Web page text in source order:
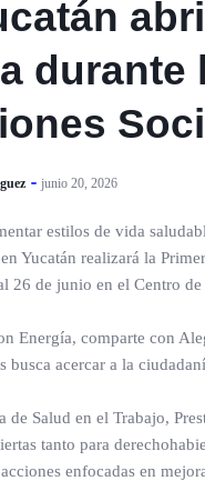
durante
junio 20, 2026
estilos de vida
Yucatán realizará la
26 de junio en el Centro
Energía, comparte con
busca acercar a la
de Salud en el Trabajo,
tanto para
enfocadas en